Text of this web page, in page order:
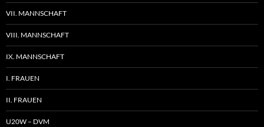
VII. MANNSCHAFT
VIII. MANNSCHAFT
IX. MANNSCHAFT
I. FRAUEN
II. FRAUEN
U20W – DVM